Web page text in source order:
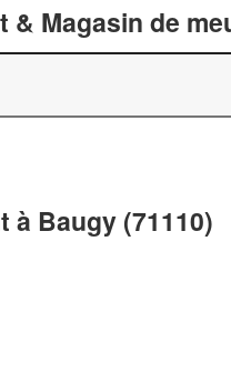
& Magasin de
à Baugy (71110)